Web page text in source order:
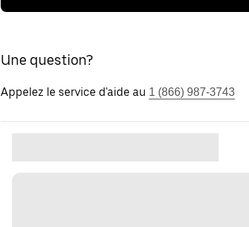
Une question?
Appelez le service d'aide au 1 (866) 987-3743